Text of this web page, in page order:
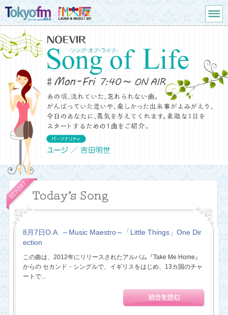
8月7日O.A. ～Music Maestro～「Little Things」One Dir
ection
この曲は、2012年にリリースされたアルバム『Take Me Home』
からの セカンド・シングルで、イギリスをはじめ、13カ国のチャ
ートで...